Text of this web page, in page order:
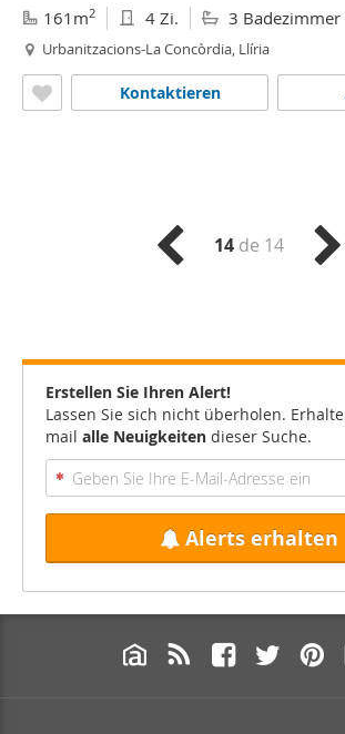
161m2 4 Zi. 3 Badezimmer
Urbanitzacions-La Concòrdia, Llíria
Kontaktieren
14de 14
Erstellen Sie Ihren Alert!
Lassen Sie sich nicht überholen.
mail alle Neuigkeiten dieser Suche.
Alerts erhalten